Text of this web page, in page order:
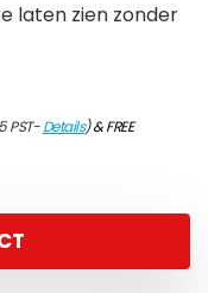
laten zien zonder
PST-Details)&FREE